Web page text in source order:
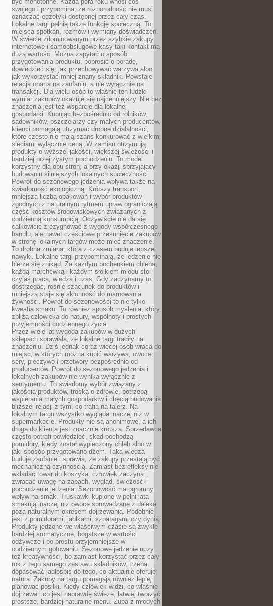
być monotonne. Każda pora roku wnosi coś
swojego i przypomina, że różnorodność nie musi
oznaczać egzotyki dostępnej przez cały czas.
Lokalne targi pełnią także funkcję społeczną. To
miejsca spotkań, rozmów i wymiany doświadczeń.
W świecie zdominowanym przez szybkie zakupy
internetowe i samoobsługowe kasy taki kontakt ma
dużą wartość. Można zapytać o sposób
przygotowania produktu, poprosić o poradę,
dowiedzieć się, jak przechowywać warzywa albo
jak wykorzystać mniej znany składnik. Powstaje
relacja oparta na zaufaniu, a nie wyłącznie na
transakcji. Dla wielu osób to właśnie ten ludzki
wymiar zakupów okazuje się najcenniejszy. Nie bez
znaczenia jest też wsparcie dla lokalnej
gospodarki. Kupując bezpośrednio od rolników,
sadowników, pszczelarzy czy małych producentów,
klienci pomagają utrzymać drobne działalności,
które często nie mają szans konkurować z wielkimi
sieciami wyłącznie ceną. W zamian otrzymują
produkty o wyższej jakości, większej świeżości i
bardziej przejrzystym pochodzeniu. To model
korzystny dla obu stron, a przy okazji sprzyjający
budowaniu silniejszych lokalnych społeczności.
Powrót do sezonowego jedzenia wpływa także na
świadomość ekologiczną. Krótszy transport,
mniejsza liczba opakowań i wybór produktów
zgodnych z naturalnym rytmem upraw ograniczają
część kosztów środowiskowych związanych z
codzienną konsumpcją. Oczywiście nie da się
całkowicie zrezygnować z wygody współczesnego
handlu, ale nawet częściowe przesunięcie zakupów
w stronę lokalnych targów może mieć znaczenie.
To drobna zmiana, która z czasem buduje lepsze
nawyki. Lokalne targi przypominają, że jedzenie nie
bierze się znikąd. Za każdym bochenkiem chleba,
każdą marchewką i każdym słoikiem miodu stoi
czyjaś praca, wiedza i czas. Gdy zaczynamy to
dostrzegać, rośnie szacunek do produktów i
mniejsza staje się skłonność do marnowania
żywności. Powrót do sezonowości to nie tylko
kwestia smaku. To również sposób myślenia, który
zbliża człowieka do natury, wspólnoty i prostych
przyjemności codziennego życia.
Przez wiele lat wygoda zakupów w dużych
sklepach sprawiała, że lokalne targi traciły na
znaczeniu. Dziś jednak coraz więcej osób wraca do
miejsc, w których można kupić warzywa, owoce,
sery, pieczywo i przetwory bezpośrednio od
producentów. Powrót do sezonowego jedzenia i
lokalnych zakupów nie wynika wyłącznie z
sentymentu. To świadomy wybór związany z
jakością produktów, troską o zdrowie, potrzebą
wspierania małych gospodarstw i chęcią budowania
bliższej relacji z tym, co trafia na talerz. Na
lokalnym targu wszystko wygląda inaczej niż w
supermarkecie. Produkty nie są anonimowe, a ich
droga do klienta jest znacznie krótsza. Sprzedawca
często potrafi powiedzieć, skąd pochodzą
pomidory, kiedy został wypieczony chleb albo w
jaki sposób przygotowano dżem. Taka wiedza
buduje zaufanie i sprawia, że zakupy przestają być
mechaniczną czynnością. Zamiast bezrefleksyjnie
wkładać towar do koszyka, człowiek zaczyna
zwracać uwagę na zapach, wygląd, świeżość i
pochodzenie jedzenia. Sezonowość ma ogromny
wpływ na smak. Truskawki kupione w pełni lata
smakują inaczej niż owoce sprowadzane z daleka
poza naturalnym okresem dojrzewania. Podobnie
jest z pomidorami, jabłkami, szparagami czy dynią.
Produkty jedzone we właściwym czasie są zwykle
bardziej aromatyczne, bogatsze w wartości
odżywcze i po prostu przyjemniejsze w
codziennym gotowaniu. Sezonowe jedzenie uczy
też kreatywności, bo zamiast korzystać przez cały
rok z tego samego zestawu składników, trzeba
dopasować jadłospis do tego, co aktualnie oferuje
natura. Zakupy na targu pomagają również lepiej
planować posiłki. Kiedy człowiek widzi, co właśnie
dojrzewa i co jest naprawdę świeże, łatwiej tworzyć
prostsze, bardziej naturalne menu. Zupa z młodych